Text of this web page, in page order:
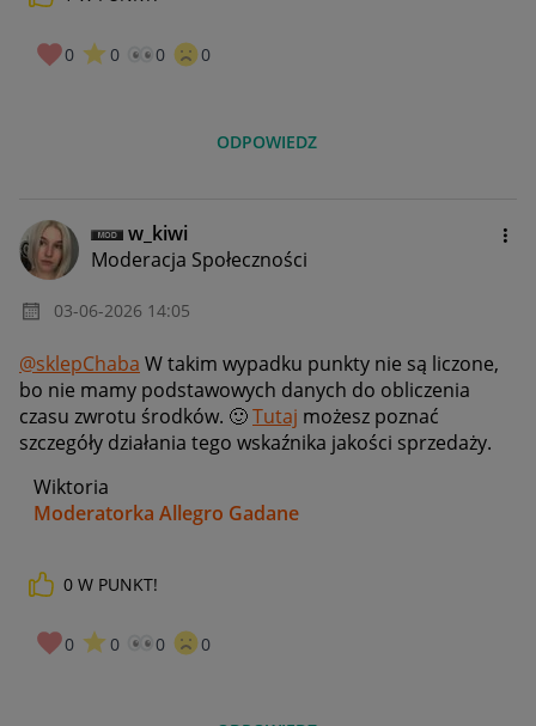
0 0 0 0
ODPOWIEDZ
w_kiwi
Moderacja Społeczności
‎03-06-2026 14:05
@sklepChaba W takim wypadku punkty nie są liczone,
bo nie mamy podstawowych danych do obliczenia
czasu zwrotu środków. 🙂Tutaj możesz poznać
szczegóły działania tego wskaźnika jakości sprzedaży.
Wiktoria
Moderatorka Allegro Gadane
0 W PUNKT!
0 0 0 0